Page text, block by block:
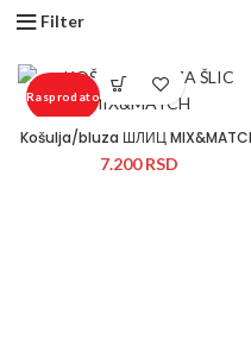
Filter
Rasprodato
★
Košulja/bluza ШЛИЦ
7.200RSD